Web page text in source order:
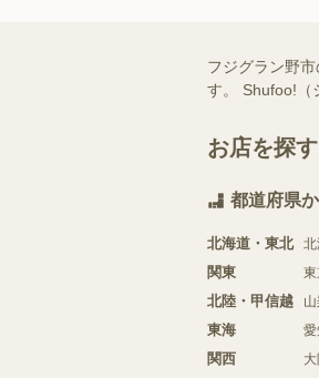
フジグラン野
す。 Shufoo!（
お店を探す
都道府県
北海道・東北 北
関東
北陸・甲信越
東海
関西